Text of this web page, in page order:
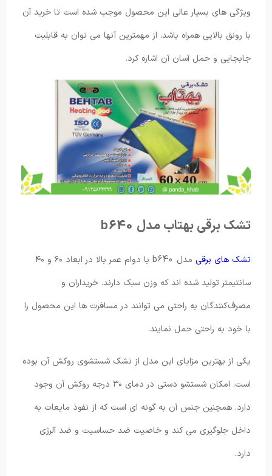
ویژگی های بسیار عالی این محصول موجب شده است تا خرید آن
با رونق بالایی همراه باشد. از مهمترین آنها می توان به قابلیت
جابجایی و حمل آسان آن اشاره کرد.
تشک برقی بهتاب مدل b640
تشک های برقی
مدل b640 با دوام عمر بالا در ابعاد ۶۰ و ۴۰
سانتیمتر تولید شده اند که وزن سبک دارند. خریداران و
مصرف‌کنندگان به راحتی می‌ توانند در مسافرت ها این محصول را
با خود به راحتی حمل نمایند.
یکی از بهترین مزایای این مدل از تشک شستشوی روکش آن بوده
است. امکان شستشو دستی در دمای ۳۰ درجه روکش آن وجود
دارد. همچنین جنس آن به گونه ای است که از نفوذ مایعات به
داخل جلوگیری می‌ کند و خاصیت ضد حساسیت و ضد آلرژی
دارد.